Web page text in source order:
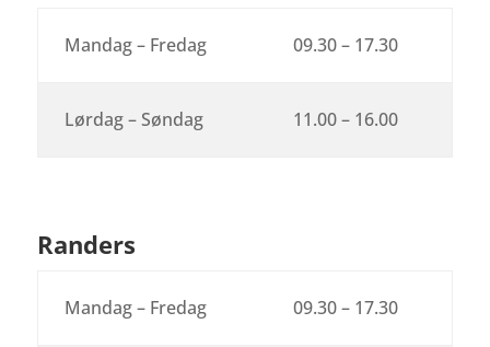
Mandag – Fredag 09.30 – 17.30
Lørdag – Søndag 11.00 – 16.00
Randers
Mandag – Fredag 09.30 – 17.30